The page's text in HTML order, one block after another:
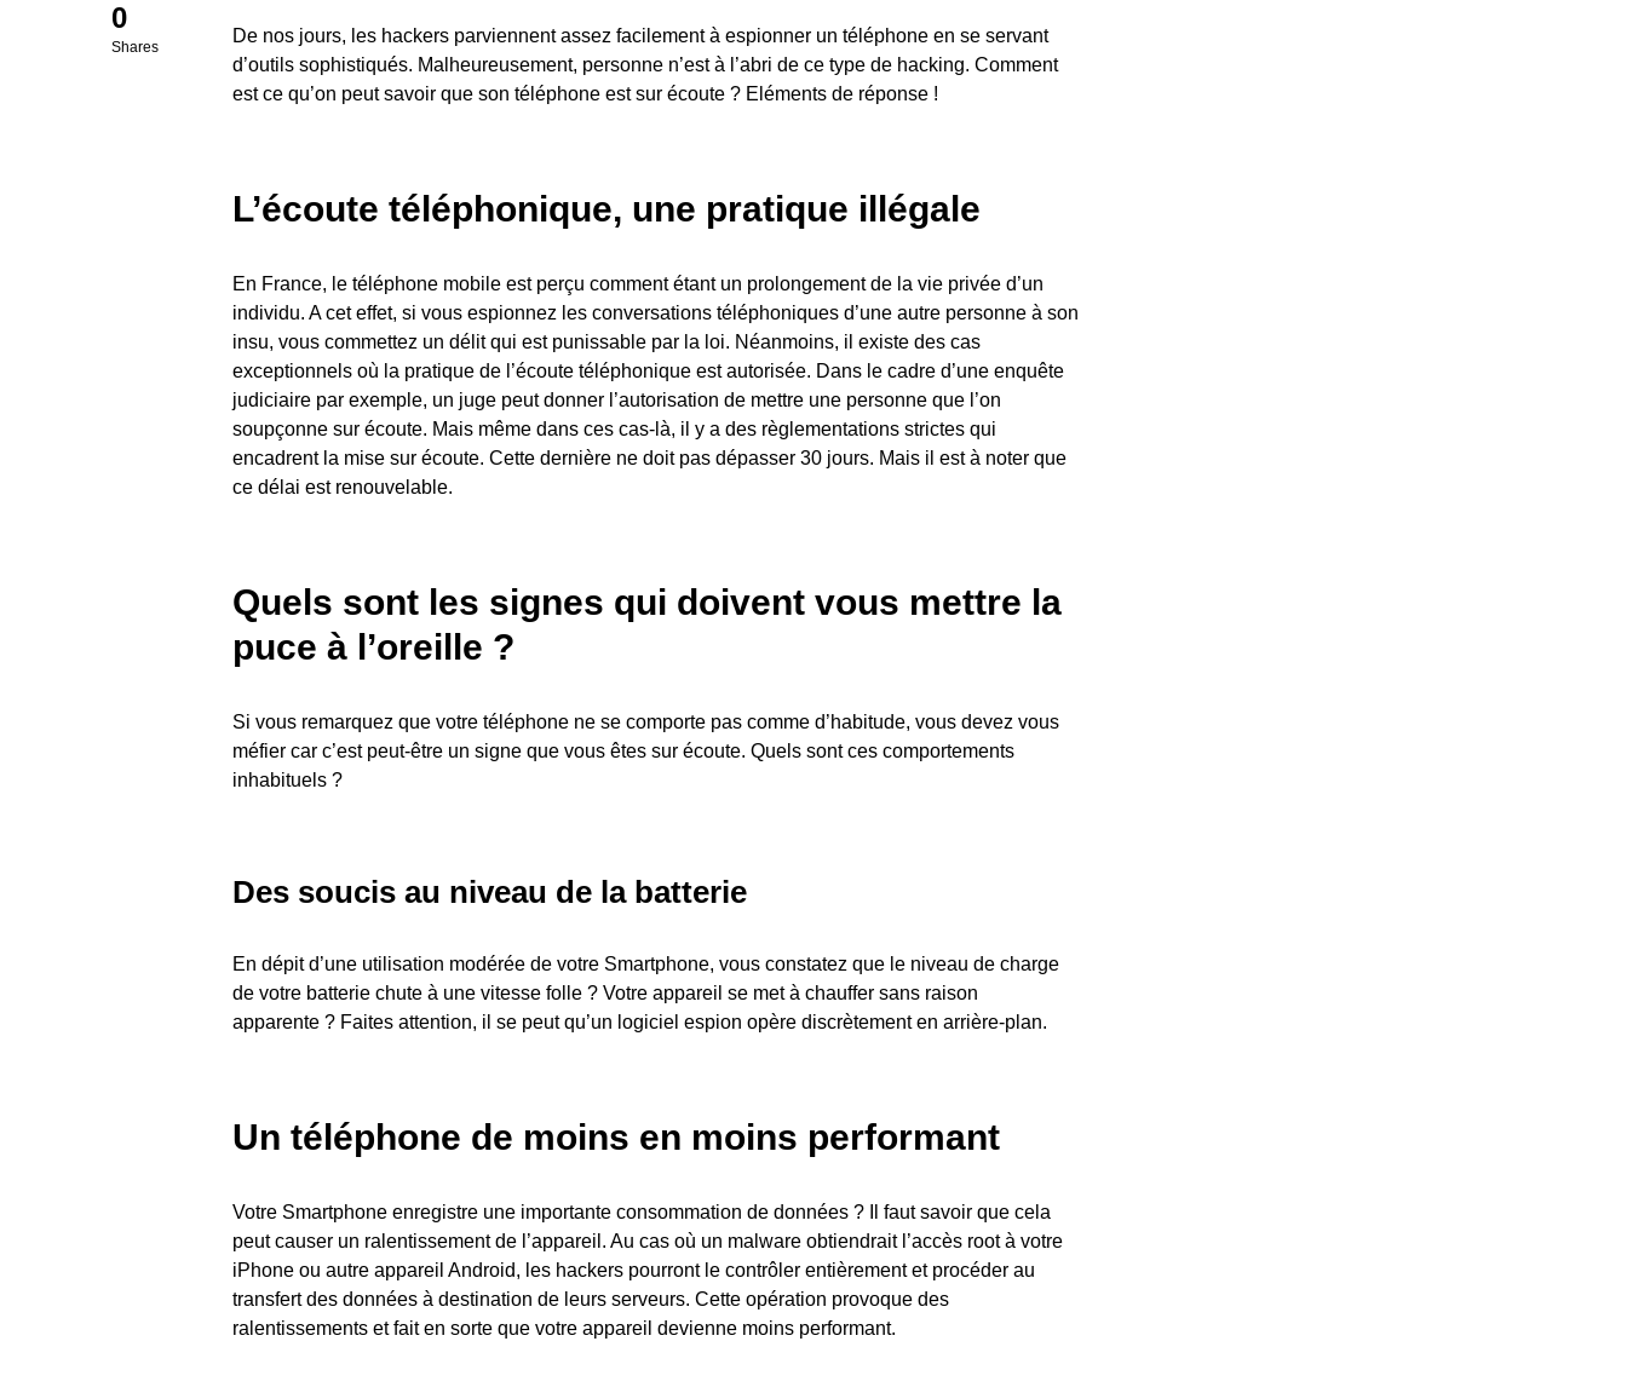
0
Shares
De nos jours, les hackers parviennent assez facilement à espionner un téléphone en se servant
d’outils sophistiqués. Malheureusement, personne n’est à l’abri de ce type de hacking. Comment
est ce qu’on peut savoir que son téléphone est sur écoute ? Eléments de réponse !
L’écoute téléphonique, une pratique illégale
En France, le téléphone mobile est perçu comment étant un prolongement de la vie privée d’un
individu. A cet effet, si vous espionnez les conversations téléphoniques d’une autre personne à son
insu, vous commettez un délit qui est punissable par la loi. Néanmoins, il existe des cas
exceptionnels où la pratique de l’écoute téléphonique est autorisée. Dans le cadre d’une enquête
judiciaire par exemple, un juge peut donner l’autorisation de mettre une personne que l’on
soupçonne sur écoute. Mais même dans ces cas-là, il y a des règlementations strictes qui
encadrent la mise sur écoute. Cette dernière ne doit pas dépasser 30 jours. Mais il est à noter que
ce délai est renouvelable.
Quels sont les signes qui doivent vous mettre la
puce à l’oreille ?
Si vous remarquez que votre téléphone ne se comporte pas comme d’habitude, vous devez vous
méfier car c’est peut-être un signe que vous êtes sur écoute. Quels sont ces comportements
inhabituels ?
Des soucis au niveau de la batterie
En dépit d’une utilisation modérée de votre Smartphone, vous constatez que le niveau de charge
de votre batterie chute à une vitesse folle ? Votre appareil se met à chauffer sans raison
apparente ? Faites attention, il se peut qu’un logiciel espion opère discrètement en arrière-plan.
Un téléphone de moins en moins performant
Votre Smartphone enregistre une importante consommation de données ? Il faut savoir que cela
peut causer un ralentissement de l’appareil. Au cas où un malware obtiendrait l’accès root à votre
iPhone ou autre appareil Android, les hackers pourront le contrôler entièrement et procéder au
transfert des données à destination de leurs serveurs. Cette opération provoque des
ralentissements et fait en sorte que votre appareil devienne moins performant.